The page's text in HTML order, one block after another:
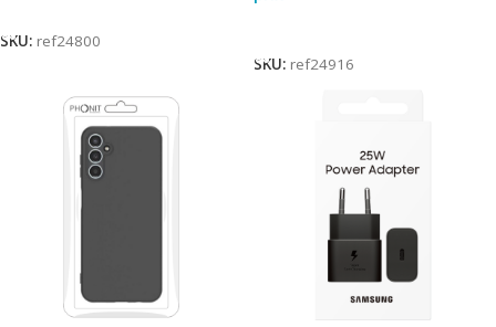
SKU: ref24800
SKU: ref24916